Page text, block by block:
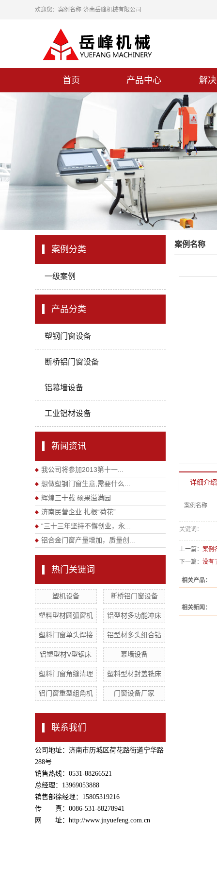
欢迎您：案例名称-济南岳峰机械有限公司
首页 产品中心 解
案例分类
一级案例
产品分类
塑钢门窗设备
断桥铝门窗设备
铝幕墙设备
工业铝材设备
新闻资讯
我公司将参加2013第十一...
想做塑钢门窗生意,需要什么...
辉煌三十载 硕果溢满园
济南民营企业 扎根“荷花”...
“三十三年坚持不懈创业，永...
铝合金门窗产量增加，质量创...
热门关键词
塑机设备 断桥铝门窗设备
塑料型材圆弧窗机 铝型材多功能冲床
塑料门窗单头焊接 铝型材多头组合钻
铝塑型材V型锯床 幕墙设备
塑料门窗角缝清理 塑料型材封盖铣床
铝门窗重型组角机 门窗设备厂家
联系我们
公司地址：济南市历城区荷花路街道宁华路
288号
销售热线：0531-88266521
总经理：13969053888
销售部徐经理：15805319216
传 真：0086-531-88278941
网 址：http://www.jnyuefeng.com.cn
案例名称
详细介绍
案例名称
关键词：
上一篇： 案例
下一篇： 没有
相关产品：
相关新闻：